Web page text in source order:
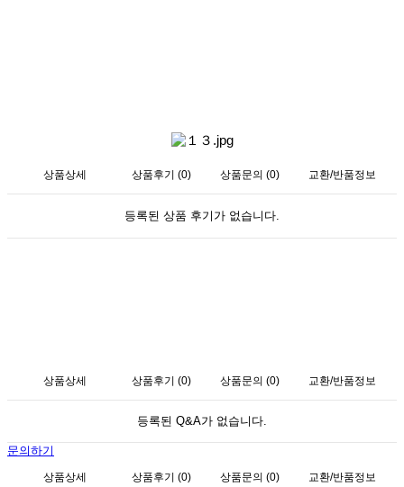
상품상세 상품후기 (0) 상품문의 (0) 교환/반품정보
등록된 상품 후기가 없습니다.
상품상세 상품후기 (0) 상품문의 (0) 교환/반품정보
등록된 Q&A가 없습니다.
문의하기
상품상세 상품후기 (0) 상품문의 (0) 교환/반품정보